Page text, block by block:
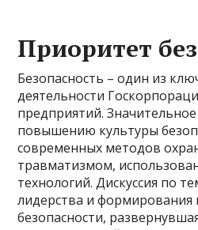
Приоритет
Безопасность – один из
деятельности
предприятий.
повышению культуры
современных методов
травматизмом,
технологий. Дискуссия по
лидерства и формирования
безопасности,